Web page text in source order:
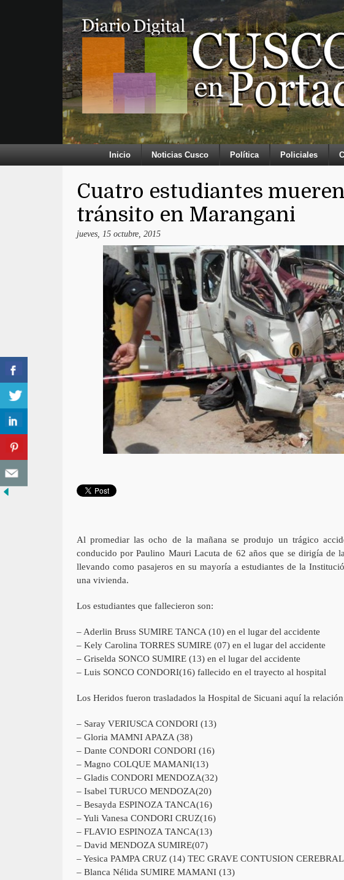
Inicio Noticias Cusco Política Policiales
Cuatro estudiantes
tránsito en Marangani
jueves, 15 octubre, 2015
Al promediar las ocho de la mañana se produjo un trágico
conducido por Paulino Mauri Lacuta de 62 años que se dirigía de
llevando como pasajeros en su mayoría a estudiantes de la
una vivienda.
Los estudiantes que fallecieron son:
– Aderlin Bruss SUMIRE TANCA (10) en el lugar del accidente
– Kely Carolina TORRES SUMIRE (07) en el lugar del accidente
– Griselda SONCO SUMIRE (13) en el lugar del accidente
– Luis SONCO CONDORI(16) fallecido en el trayecto al hospital
Los Heridos fueron trasladados la Hospital de Sicuani aquí la
– Saray VERIUSCA CONDORI (13)
– Gloria MAMNI APAZA (38)
– Dante CONDORI CONDORI (16)
– Magno COLQUE MAMANI(13)
– Gladis CONDORI MENDOZA(32)
– Isabel TURUCO MENDOZA(20)
– Besayda ESPINOZA TANCA(16)
– Yuli Vanesa CONDORI CRUZ(16)
– FLAVIO ESPINOZA TANCA(13)
– David MENDOZA SUMIRE(07)
– Yesica PAMPA CRUZ (14) TEC GRAVE CONTUSION
– Blanca Nélida SUMIRE MAMANI (13)